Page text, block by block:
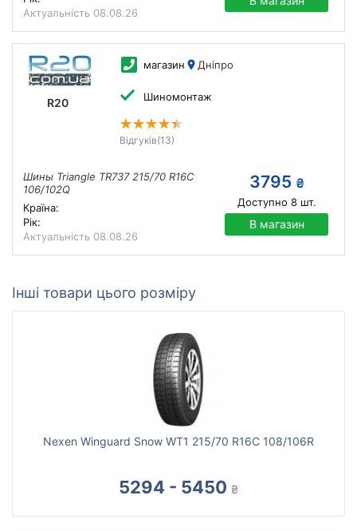
Актуальність 08.08.26
R20
магазин Дніпро
Шиномонтаж
Відгуків(13)
Шины Triangle TR737 215/70 R16C
106/102Q
Країна:
Рік:
Актуальність 08.08.26
3795 ₴
Доступно 8шт.
В магазин
Інші товари цього розміру
Nexen Winguard Snow WT1 215/70 R16C 108/106R
5294 - 5450 ₴